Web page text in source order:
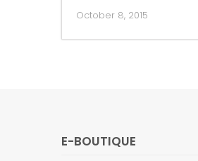
October 8, 2015
E-BOUTIQUE